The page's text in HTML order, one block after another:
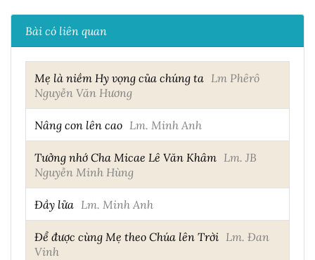
Bài có liên quan
Mẹ là niềm Hy vọng của chúng ta Lm Phêrô
Nguyễn Văn Hương
Nâng con lên cao Lm. Minh Anh
Tưởng nhớ Cha Micae Lê Văn Khâm Lm. JB
Nguyễn Minh Hùng
Đầy lửa Lm. Minh Anh
Để được cùng Mẹ theo Chúa lên Trời Lm. Đan
Vinh